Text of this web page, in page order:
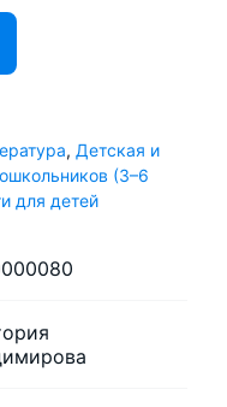
, Детская и
(3–6
для детей